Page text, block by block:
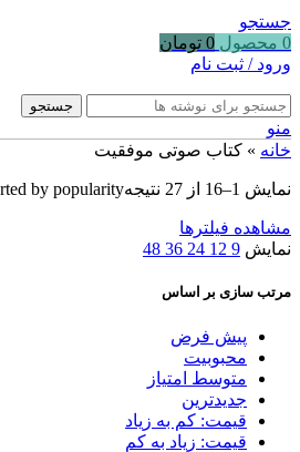
جستجو
0 محصول 0 تومان
ورود / ثبت نام
جستجو
منو
خانه » کتاب صوتی موفقیت
نمایش 1–16 از 27 نتیجه by popularity
مشاهده فیلترها
نمایش 9
12
24
36
48
مرتب سازی بر اساس
پیش فرض
محبوبیت
متوسط امتیاز
جدیدترین
قیمت: کم به زیاد
قیمت: زیاد به کم